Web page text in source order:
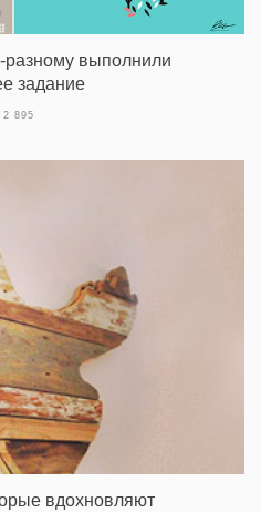
разному выполнили
задание
2 895
вдохновляют